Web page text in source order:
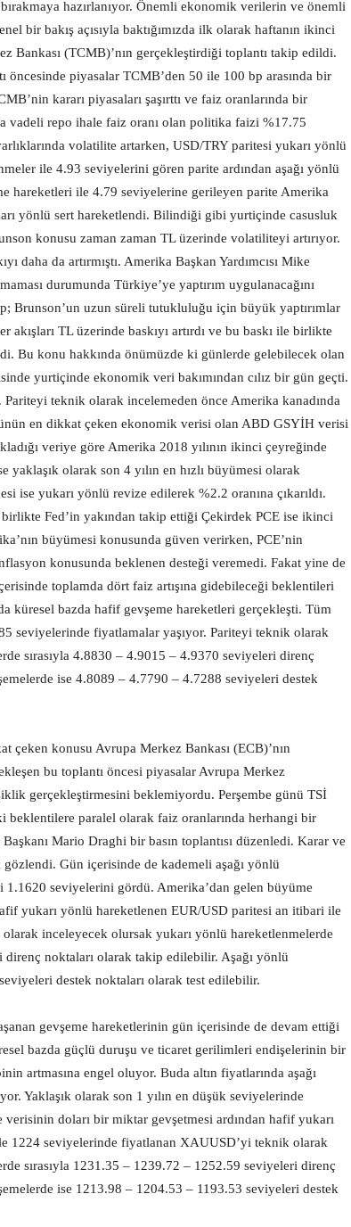
hazırlanıyor. Önemli ekonomik verilerin ve önemli
bir bakış açısıyla baktığımızda ilk olarak haftanın ikinci
(TCMB)’nın gerçekleştirdiği toplantı takip edildi.
piyasalar TCMB’den 50 ile 100 bp arasında bir
kararı piyasaları şaşırttı ve faiz oranlarında bir
vadeli repo ihale faiz oranı olan politika faizi %17.75
volatilite artarken, USD/TRY paritesi yukarı yönlü
ile 4.93 seviyelerini gören parite ardından aşağı yönlü
hareketleri ile 4.79 seviyelerine gerileyen parite Amerika
yönlü sert hareketlendi. Bilindiği gibi yurtiçinde casusluk
konusu zaman zaman TL üzerinde volatiliteyi artırıyor.
daha da artırmıştı. Amerika Başkan Yardımcısı Mike
durumunda Türkiye’ye yaptırım uygulanacağını
Brunson’un uzun süreli tutukluluğu için büyük yaptırımlar
TL üzerinde baskıyı artırdı ve bu baskı ile birlikte
Bu konu hakkında önümüzde ki günlerde gelebilecek olan
yurtiçinde ekonomik veri bakımından cılız bir gün geçti.
teknik olarak incelemeden önce Amerika kanadında
en dikkat çeken ekonomik verisi olan ABD GSYİH verisi
veriye göre Amerika 2018 yılının ikinci çeyreğinde
olarak son 4 yılın en hızlı büyümesi olarak
ise yukarı yönlü revize edilerek %2.2 oranına çıkarıldı.
Fed’in yakından takip ettiği Çekirdek PCE ise ikinci
büyümesi konusunda güven verirken, PCE’nin
konusunda beklenen desteği veremedi. Fakat yine de
toplamda dört faiz artışına gidebileceği beklentileri
küresel bazda hafif gevşeme hareketleri gerçekleşti. Tüm
seviyelerinde fiyatlamalar yaşıyor. Pariteyi teknik olarak
sırasıyla 4.8830 – 4.9015 – 4.9370 seviyeleri direnç
ise 4.8089 – 4.7790 – 4.7288 seviyeleri destek
çeken konusu Avrupa Merkez Bankası (ECB)’nın
bu toplantı öncesi piyasalar Avrupa Merkez
gerçekleştirmesini beklemiyordu. Perşembe günü TSİ
beklentilere paralel olarak faiz oranlarında herhangi bir
Mario Draghi bir basın toplantısı düzenledi. Karar ve
gözlendi. Gün içerisinde de kademeli aşağı yönlü
seviyelerini gördü. Amerika’dan gelen büyüme
yukarı yönlü hareketlenen EUR/USD paritesi an itibari ile
inceleyecek olursak yukarı yönlü hareketlenmelerde
noktaları olarak takip edilebilir. Aşağı yönlü
destek noktaları olarak test edilebilir.
gevşeme hareketlerinin gün içerisinde de devam ettiği
bazda güçlü duruşu ve ticaret gerilimleri endişelerinin bir
artmasına engel oluyor. Buda altın fiyatlarında aşağı
Yaklaşık olarak son 1 yılın en düşük seviyelerinde
doları bir miktar gevşetmesi ardından hafif yukarı
1224 seviyelerinde fiyatlanan XAUUSD’yi teknik olarak
sırasıyla 1231.35 – 1239.72 – 1252.59 seviyeleri direnç
ise 1213.98 – 1204.53 – 1193.53 seviyeleri destek